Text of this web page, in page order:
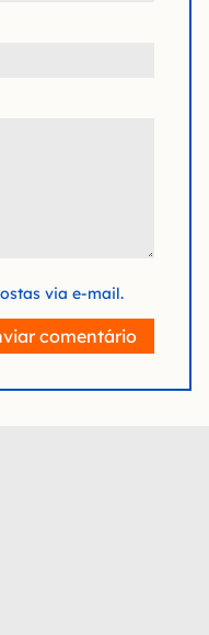
via e-mail.
comentário